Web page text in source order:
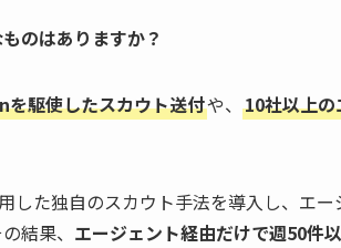
のはありますか？
駆使したスカウト送付や、 10社以上
た独自のスカウト手法を導入し、エ
結果、 エージェント経由だけで週50件